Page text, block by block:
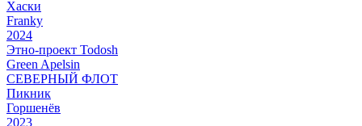
Хаски
Franky
2024
Этно-проект Todosh
Green Apelsin
СЕВЕРНЫЙ ФЛОТ
Пикник
Горшенёв
2023